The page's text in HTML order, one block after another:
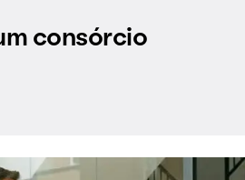
consórcio